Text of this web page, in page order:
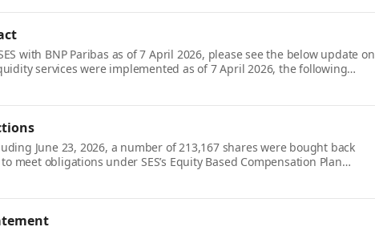
with BNP Paribas as of 7 April 2026, please see the below update on
services were implemented as of 7 April 2026, the following
June 23, 2026, a number of 213,167 shares were bought back
meet obligations under SES’s Equity Based Compensation Plan